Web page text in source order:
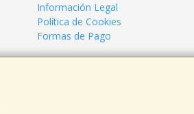
Información Legal
Política de Cookies
Formas de Pago